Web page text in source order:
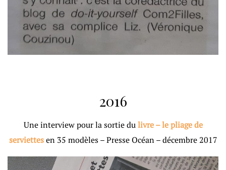
2016
Une interview pour la sortie dulivre – le pliage de
serviettesen 35 modèles – Presse Océan – décembre 2017